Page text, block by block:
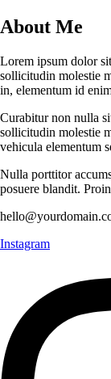
About Me
Lorem ipsum dolor
sollicitudin molestie
in, elementum id
Curabitur non nulla
sollicitudin molestie
vehicula elementum
Nulla porttitor
posuere blandit.
Instagram